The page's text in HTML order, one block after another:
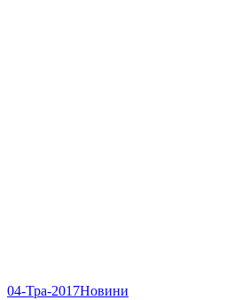
04-Тра-2017Новини